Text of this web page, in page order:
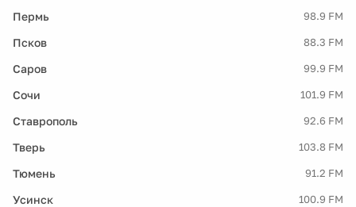
Пермь 98.9 FM
Псков 88.3 FM
Саров 99.9 FM
Сочи 101.9 FM
Ставрополь 92.6 FM
Тверь 103.8 FM
Тюмень 91.2 FM
Усинск 100.9 FM